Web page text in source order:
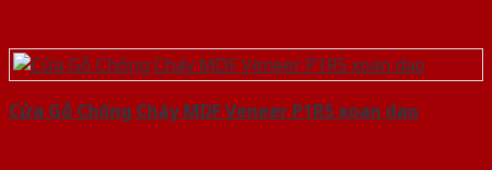
Cửa Gỗ Chống Cháy MDF Veneer P1R5 xoan dao